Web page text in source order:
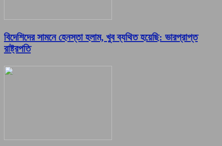
বিদেশিদের সামনে হেনস্তা হলাম, খুব ব্যথিত হয়েছি: ভারপ্রাপ্ত
রাষ্ট্রপতি